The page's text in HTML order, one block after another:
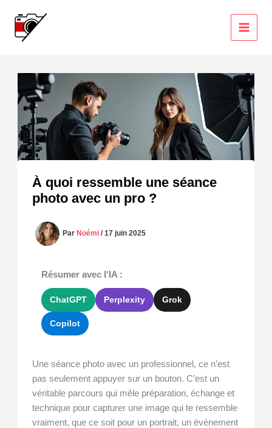
contenu
À quoi ressemble une séance
photo avec un pro ?
ParNoémi/17 juin 2025
Résumer avec l'IA :
ChatGPT Perplexity Grok
Copilot
Une séance photo avec un professionnel, ce n’est
pas seulement appuyer sur un bouton. C’est un
véritable parcours qui mêle préparation, échange et
technique pour capturer une image qui te ressemble
vraiment, que ce soit pour un portrait, un événement